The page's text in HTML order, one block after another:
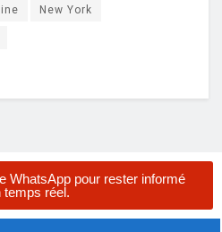
New York
WhatsApp pour rester informé
temps réel.